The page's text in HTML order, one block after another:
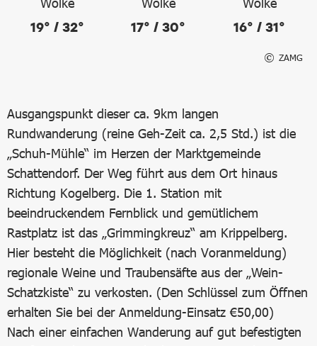
19° / 32° 17° / 30° 16° / 31°
ZAMG
Ausgangspunkt dieser ca. 9km langen
Rundwanderung (reine Geh-Zeit ca. 2,5 Std.) ist die
„Schuh-Mühle“ im Herzen der Marktgemeinde
Schattendorf. Der Weg führt aus dem Ort hinaus
Richtung Kogelberg. Die 1. Station mit
beeindruckendem Fernblick und gemütlichem
Rastplatz ist das „Grimmingkreuz“ am Krippelberg.
Hier besteht die Möglichkeit (nach Voranmeldung)
regionale Weine und Traubensäfte aus der „Wein-
Schatzkiste“ zu verkosten. (Den Schlüssel zum Öffnen
erhalten Sie bei der Anmeldung-Einsatz €50,00)
Nach einer einfachen Wanderung auf gut befestigten